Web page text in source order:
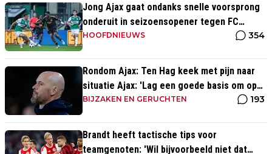
Jong Ajax gaat ondanks snelle voorsprong
onderuit in seizoensopener tegen FC
Dordrecht
HOOFDNIEUWS 354
Rondom Ajax: Ten Hag keek met pijn naar
situatie Ajax: 'Lag een goede basis om op
voort te borduren'
BIJZAKEN EN GERUCHTEN 193
Brandt heeft tactische tips voor
teamgenoten: 'Wil bijvoorbeeld niet dat